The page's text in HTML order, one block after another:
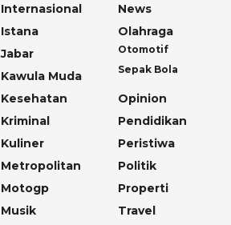
Internasional
Istana
Jabar
Kawula Muda
Kesehatan
Kriminal
Kuliner
Metropolitan
Motogp
Musik
News
Olahraga
Otomotif
Sepak Bola
Opinion
Pendidikan
Peristiwa
Politik
Properti
Travel